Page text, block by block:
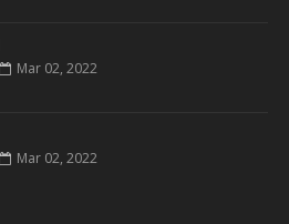
Mar 02, 2022
Mar 02, 2022